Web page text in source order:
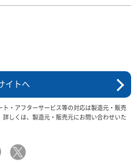
イトへ
・アフターサービス等の対応は製造元・販売
しくは、製造元・販売元にお問い合わせいた